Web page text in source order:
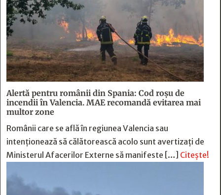
Alertă pentru românii din Spania: Cod roșu de
incendii în Valencia. MAE recomandă evitarea mai
multor zone
Românii care se află în regiunea Valencia sau
intenționează să călătorească acolo sunt avertizați de
Ministerul Afacerilor Externe să manifeste […] Citește!